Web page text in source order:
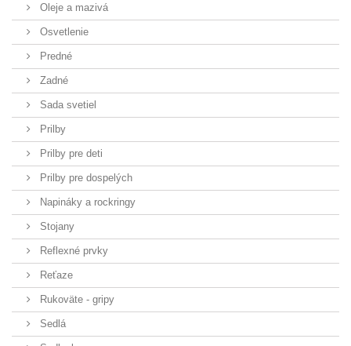
Oleje a mazivá
Osvetlenie
Predné
Zadné
Sada svetiel
Prilby
Prilby pre deti
Prilby pre dospelých
Napináky a rockringy
Stojany
Reflexné prvky
Reťaze
Rukoväte - gripy
Sedlá